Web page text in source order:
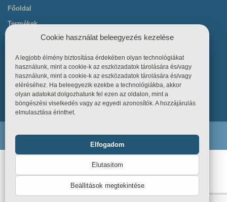
Főoldal
Termékek
Referenciák
Tudástár
Üzletszabályzat
Kapcsolat
Endiline - Minden jog fenntartva. © 2026
Cookie használat beleegyezés kezelése
A legjobb élmény biztosítása érdekében olyan technológiákat
használunk, mint a cookie-k az eszközadatok tárolására és/vagy
használunk, mint a cookie-k az eszközadatok tárolására és/vagy
eléréséhez. Ha beleegyezik ezekbe a technológiákba, akkor
olyan adatokat dolgozhatunk fel ezen az oldalon, mint a
böngészési viselkedés vagy az egyedi azonosítók. A hozzájárulás
elmulasztása érinthet.
Statisztika
Elfogadom
Elutasitom
Beállitások megtekintése